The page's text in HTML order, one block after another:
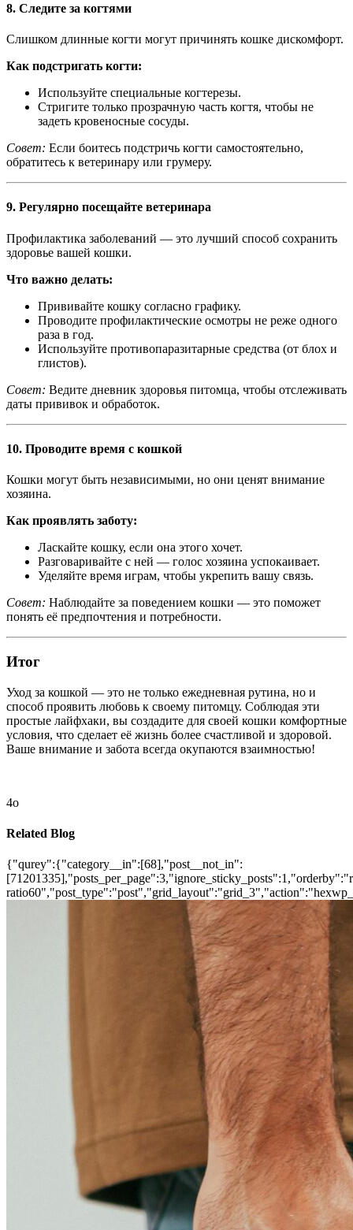
8. Следите за когтями
Слишком длинные когти могут причинять кошке дискомфорт.
Как подстригать когти:
Используйте специальные когтерезы.
Стригите только прозрачную часть когтя, чтобы не
задеть кровеносные сосуды.
Совет: Если боитесь подстричь когти самостоятельно,
обратитесь к ветеринару или грумеру.
9. Регулярно посещайте ветеринара
Профилактика заболеваний — это лучший способ сохранить
здоровье вашей кошки.
Что важно делать:
Прививайте кошку согласно графику.
Проводите профилактические осмотры не реже одного
раза в год.
Используйте противопаразитарные средства (от блох и
глистов).
Совет: Ведите дневник здоровья питомца, чтобы отслеживать
даты прививок и обработок.
10. Проводите время с кошкой
Кошки могут быть независимыми, но они ценят внимание
хозяина.
Как проявлять заботу:
Ласкайте кошку, если она этого хочет.
Разговаривайте с ней — голос хозяина успокаивает.
Уделяйте время играм, чтобы укрепить вашу связь.
Совет: Наблюдайте за поведением кошки — это поможет
понять её предпочтения и потребности.
Итог
Уход за кошкой — это не только ежедневная рутина, но и
способ проявить любовь к своему питомцу. Соблюдая эти
простые лайфхаки, вы создадите для своей кошки комфортные
условия, что сделает её жизнь более счастливой и здоровой.
Ваше внимание и забота всегда окупаются взаимностью!
4o
Related Blog
{"qurey":{"category__in":[68],"post__not_in":